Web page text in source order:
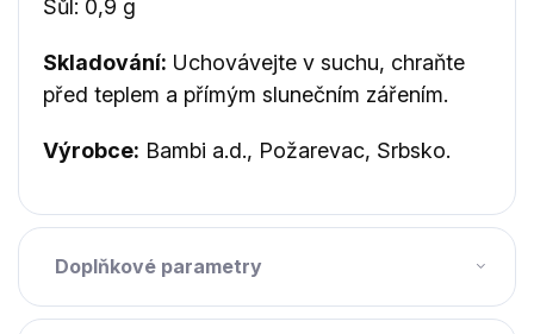
Sůl: 0,9 g
Skladování: Uchovávejte v suchu, chraňte
před teplem a přímým slunečním zářením.
Výrobce: Bambi a.d., Požarevac, Srbsko.
Doplňkové parametry